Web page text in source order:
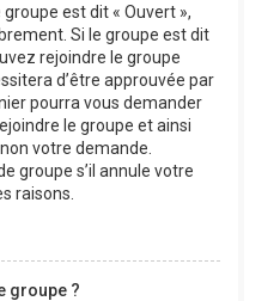
est dit « Ouvert »,
Si le groupe est dit
rejoindre le groupe
d’être approuvée par
pourra vous demander
le groupe et ainsi
votre demande.
groupe s’il annule votre
raisons.
groupe ?